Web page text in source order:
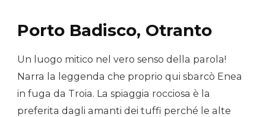
Porto Badisco, Otranto
Un luogo mitico nel vero senso della parola!
Narra la leggenda che proprio qui sbarcò Enea
in fuga da Troia. La spiaggia rocciosa è la
preferita dagli amanti dei tuffi perché le alte